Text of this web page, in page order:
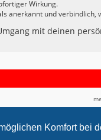
Komfort bei
Wirkung.
anerkannt und
mit deinen